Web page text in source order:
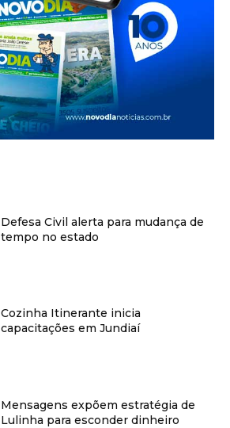
Defesa Civil alerta para mudança de
tempo no estado
Cozinha Itinerante inicia
capacitações em Jundiaí
Mensagens expõem estratégia de
Lulinha para esconder dinheiro